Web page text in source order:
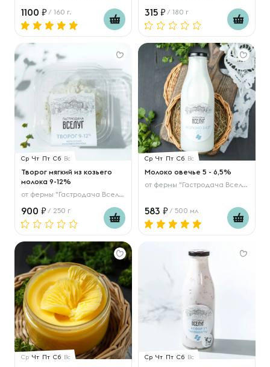
1100 / 160 г. 315 / 180 г
Ср Чт Пт Сб Вс
Творог мягкий из козьего
молока 9-12%
от фермы "Гастродача Вселуг"
900 / 250 г
Ср Чт Пт Сб Вс
Молоко овечье 5 - 6,5%
от фермы "Гастродача Вселуг"
583 / 500 мл
Ср Чт Пт Сб Вс Ср Чт Пт Сб Вс